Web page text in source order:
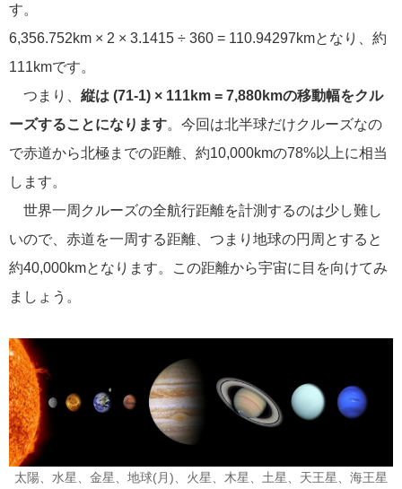
す。
6,356.752km × 2 × 3.1415 ÷ 360 = 110.94297kmとなり、約
111kmです。
つまり、 縦は (71-1) × 111km = 7,880kmの移動幅をクル
ーズすることになります。今回は北半球だけクルーズなの
で赤道から北極までの距離、約10,000kmの78%以上に相当
します。
世界一周クルーズの全航行距離を計測するのは少し難し
いので、赤道を一周する距離、つまり地球の円周とすると
約40,000kmとなります。この距離から宇宙に目を向けてみ
ましょう。
太陽、水星、金星、地球(月)、火星、木星、土星、天王星、海王星
コスタ・クルーズ
セレブリティ・クルーズ
ポール・ゴーギャン・クルーズ
チャータークルーズ
寄港地での過ごし方
シーボーン・クルーズ
ガンツウ
ニューイヤークルーズ
リンク集